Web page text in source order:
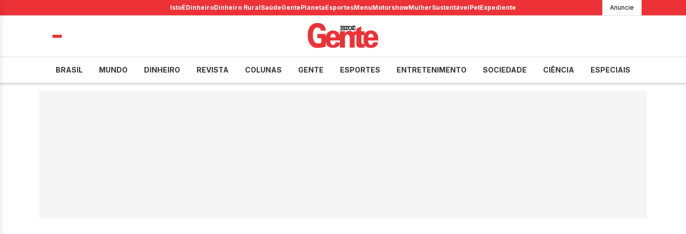
IstoÉDinheiroDinheiro RuralSaúdeGentePlanetaEsportesMenuMotorshowMulherSustentávelPetExpediente Anuncie
BRASIL MUNDO DINHEIRO REVISTA COLUNAS GENTE ESPORTES ENTRETENIMENTO SOCIEDADE CIÊNCIA ESPECIAIS